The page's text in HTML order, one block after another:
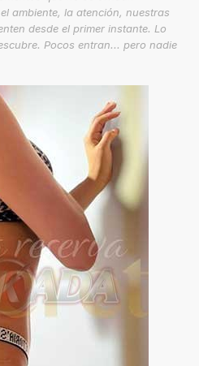
ambiente, la atención, nuestras
desde el primer instante. Lo
Pocos entran... pero nadie